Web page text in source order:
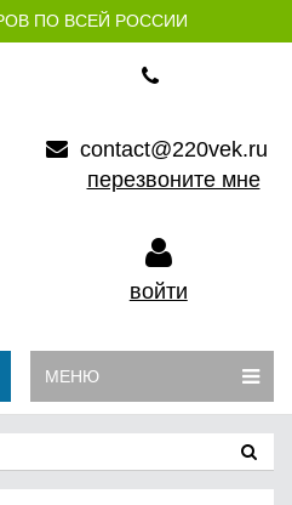
ПО ВСЕЙ РОССИИ
contact@220vek.ru
перезвоните мне
войти
МЕНЮ